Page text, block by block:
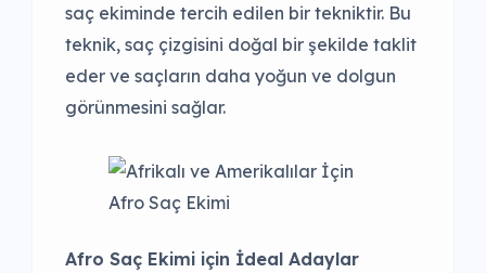
saç ekiminde tercih edilen bir tekniktir. Bu
teknik, saç çizgisini doğal bir şekilde taklit
eder ve saçların daha yoğun ve dolgun
görünmesini sağlar.
Afro Saç Ekimi için İdeal Adaylar